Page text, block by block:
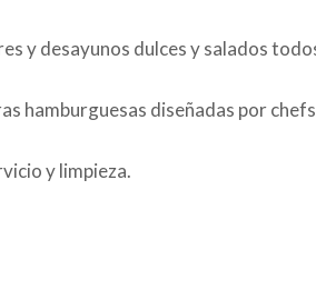
y desayunos dulces y salados
hamburguesas diseñadas por
y limpieza.